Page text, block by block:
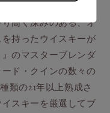
キーとグレーンウイ
高く深みのある、オ
持ったウイスキーが
のマスターブレンダ
ド・クインの数々の
類の21年以上熟成さ
スキーを厳選してブ